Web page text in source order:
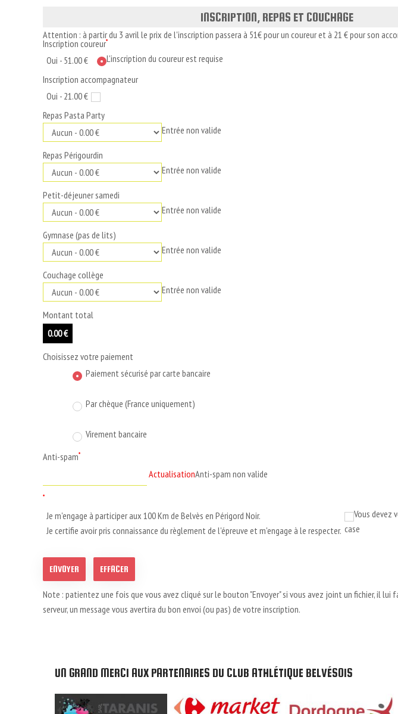
INSCRIPTION, REPAS ET COUCHAGE
Attention : à partir du 3 avril le prix de l'inscription passera à 51€ pour un coureur et à 21 € pour son
Inscription coureur*
Oui - 51.00 €
L'inscription du coureur est requise
Inscription accompagnateur
Oui - 21.00 €
Repas Pasta Party
Entrée non valide
Repas Périgourdin
Entrée non valide
Petit-déjeuner samedi
Entrée non valide
Gymnase (pas de lits)
Entrée non valide
Couchage collège
Entrée non valide
Montant total
0.00 €
Choisissez votre paiement
Paiement sécurisé par carte bancaire
Par chèque (France uniquement)
Virement bancaire
Anti-spam*
ActualisationAnti-spam non valide
*
Je m'engage à participer aux 100 Km de Belvès en Périgord Noir.
Je certifie avoir pris connaissance du règlement de l'épreuve et m'engage à le respecter.
Vous devez
case
ENVOYER EFFACER
Note : patientez une fois que vous avez cliqué sur le bouton "Envoyer" si vous avez joint un fichier, il lui
serveur, un message vous avertira du bon envoi (ou pas) de votre inscription.
UN GRAND MERCI AUX PARTENAIRES DU CLUB ATHLÉTIQUE BELVÉSOIS